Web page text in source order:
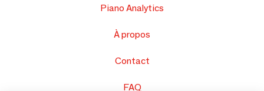
Piano Analytics
À propos
Contact
FAQ